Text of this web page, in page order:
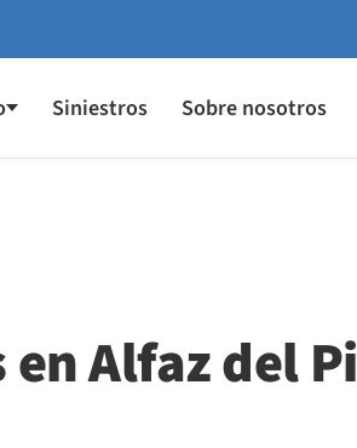
Siniestros Sobre nosotros
Alfaz del Pi